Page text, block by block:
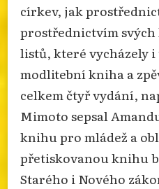
církev, jak
prostřednictvím
listů, které vycházely i
modlitební kniha a
celkem čtyř vydání,
Mimoto sepsal
knihu pro mládež a
přetiskovanou knihu
Starého i Nového